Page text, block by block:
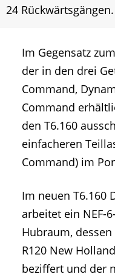
24 Rückwärtsgängen.
Im Gegensatz
der in den drei
Command,
Command
den T6.160
einfacheren
Command) im
Im neuen T6.160
arbeitet ein NEF-
Hubraum,
R120 New
beziffert und der